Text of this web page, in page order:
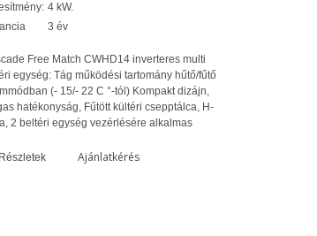
4 kW.
3 év
Free Match CWHD14 inverteres multi
egység: Tág működési tartomány hűtő/fűtő
(- 15/- 22 C °-tól) Kompakt dizájn,
hatékonyság, Fűtött kültéri csepptálca, H-
2 beltéri egység vezérlésére alkalmas
Részletek Ajánlatkérés